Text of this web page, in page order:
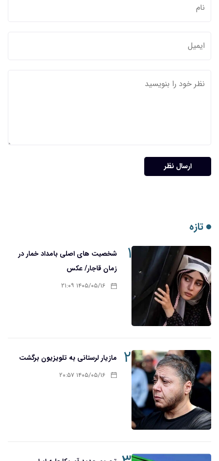
۱
شخصیت های اصلی بامداد خمار در
زمان قاجار/ عکس
۱۴۰۵/۰۵/۱۶ ۲۱:۰۹
۲ مازیار لرستانی به تلویزیون برگشت
۱۴۰۵/۰۵/۱۶ ۲۰:۵۷